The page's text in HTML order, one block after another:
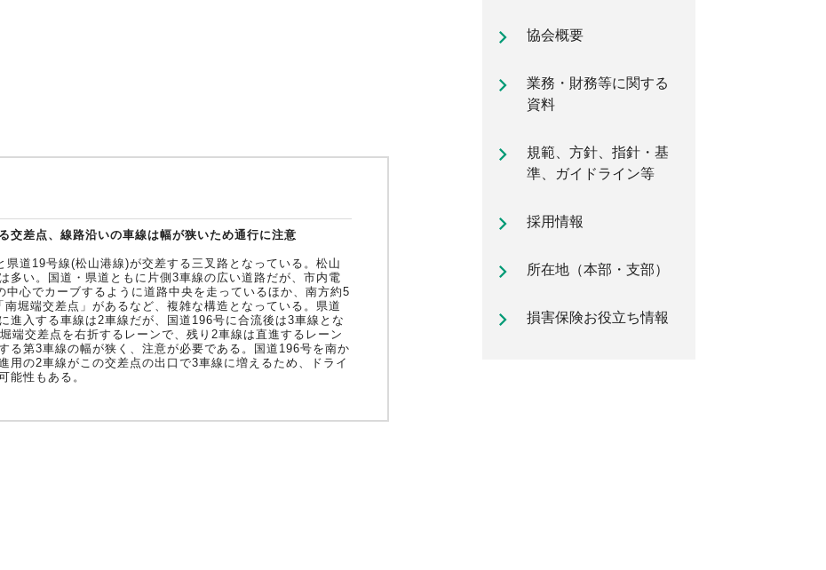
自動車保険のご加入時に知ってお
きたいポイント
動車
交差点、線路沿いの車線は幅が狭いため通行に注意
県道19号線(松山港線)が交差する三叉路となっている。松山
多い。国道・県道ともに片側3車線の広い道路だが、市内電
中心でカーブするように道路中央を走っているほか、南方約5
堀端交差点」があるなど、複雑な構造となっている。県道
進入する車線は2車線だが、国道196号に合流後は3車線とな
端交差点を右折するレーンで、残り2車線は直進するレーン
る第3車線の幅が狭く、注意が必要である。国道196号を南か
用の2車線がこの交差点の出口で3車線に増えるため、ドライ
能性もある。
協会概要
業務・財務等に関する
資料
規範、方針、指針・基
準、ガイドライン等
採用情報
所在地（本部・支部）
損害保険お役立ち情報